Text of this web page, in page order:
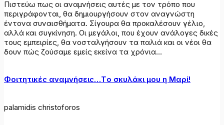
Πιστεύω πως οι αναμνήσεις αυτές με τον τρόπο που
περιγράφονται, θα δημιουργήσουν στον αναγνώστη
έντονα συναισθήματα. Σίγουρα θα προκαλέσουν γέλιο,
αλλά και συγκίνηση. Οι μεγάλοι, που έχουν ανάλογες δικές
τους εμπειρίες, θα νοσταλγήσουν τα παλιά και οι νέοι θα
δουν πώς ζούσαμε εμείς εκείνα τα χρόνια…
Φοιτητικές αναμνήσεις…Tο σκυλάκι μου η Μαρί!
palamidis christoforos